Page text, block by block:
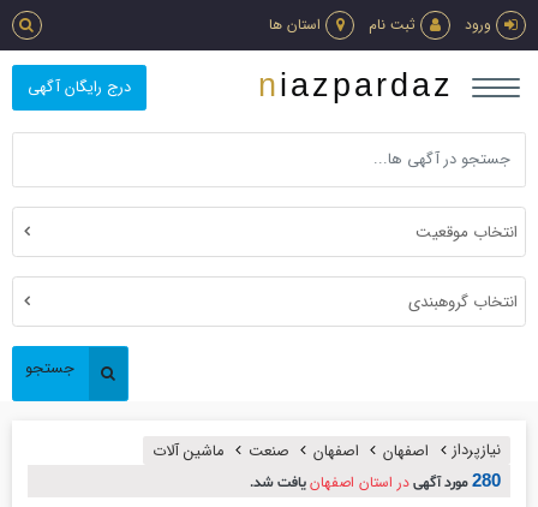
ورود ثبت نام استان ها
درج رایگان آگهی niazpardaz
انتخاب موقعیت
انتخاب گروهبندی
جستجو
نیازپرداز اصفهان اصفهان صنعت ماشين آلات
280مورد آگهیدر استان اصفهانیافت شد.